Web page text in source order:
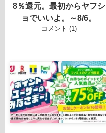
8％還元。最初からヤフシ
ョでいいよ。～8/6。
コメント (1)